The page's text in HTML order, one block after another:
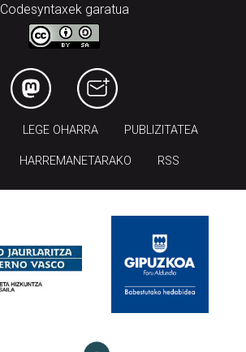
Codesyntaxek garatua
LEGE OHARRA PUBLIZITATEA
HARREMANETARAKO RSS